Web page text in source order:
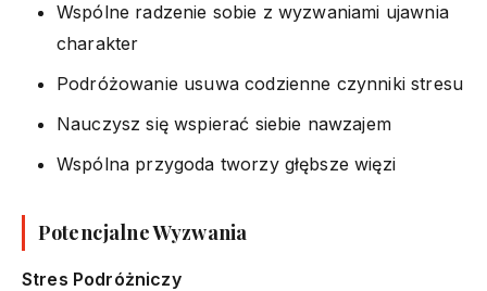
Wspólne radzenie sobie z wyzwaniami ujawnia
charakter
Podróżowanie usuwa codzienne czynniki stresu
Nauczysz się wspierać siebie nawzajem
Wspólna przygoda tworzy głębsze więzi
Potencjalne Wyzwania
Stres Podróżniczy